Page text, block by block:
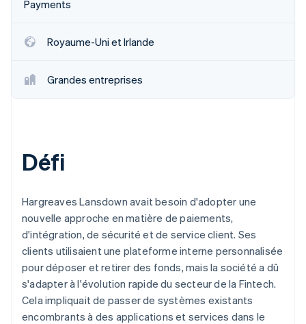
Découvrez les prochaines évolutions
Prévention de la fraude
Constitution de start-up
Climate
Stripe Sessions 2026
Découvrez comment Stripe construit l’infrastructure
Regarder la vidéo
Partenaires
Stripe App Marketplace
Payments
Royaume-Uni et Irlande
Grandes entreprises
Défi
Hargreaves Lansdown avait besoin d'adopter une
nouvelle approche en matière de paiements,
d'intégration, de sécurité et de service client. Ses
clients utilisaient une plateforme interne personnalisée
pour déposer et retirer des fonds, mais la société a dû
s'adapter à l'évolution rapide du secteur de la Fintech.
Cela impliquait de passer de systèmes existants
encombrants à des applications et services dans le